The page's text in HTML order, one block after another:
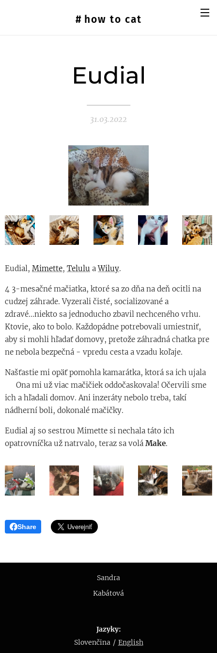
#how to cat
Eudial
31.03.2022
Eudial, Mimette, Telulu aWiluy.
4 3-mesačné mačiatka, ktoré sa zo dňa na deň ocitli na
cudzej záhrade. Vyzerali čisté, socializované a
zdravé...niekto sa jednoducho zbavil nechceného vrhu.
Ktovie, ako to bolo. Každopádne potrebovali umiestniť,
aby si mohli hľadať domovy, pretože záhradná chatka pre
ne nebola bezpečná - vpredu cesta a vzadu koľaje.
Našťastie mi opäť pomohla kamarátka, ktorá sa ich ujala
😊 Ona mi už viac mačičiek oddočaskovala! Očervili sme
ich a hľadali domov. Ani inzeráty nebolo treba, takí
nádherní boli, dokonalé mačičky.
Eudial aj so sestrou Mimette si nechala táto ich
opatrovníčka už natrvalo, teraz sa volá Make.
Share
Sandra
Kabátová
Jazyky
Slovenčina
English